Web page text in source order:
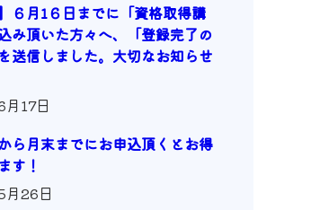
６月1６日までに「資格取得講
み頂いた方々へ、「登録完了の
送信しました。大切なお知らせ
17日
ら月末までにお申込頂くとお得
す！
26日